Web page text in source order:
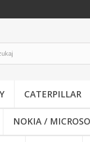
CATERPILLAR
NOKIA /